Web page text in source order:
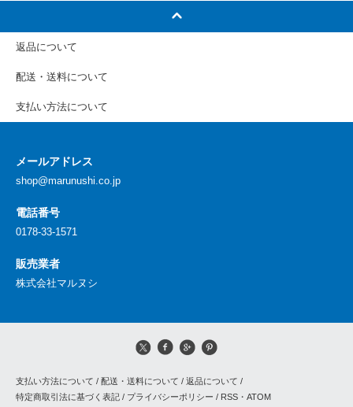
返品について
配送・送料について
支払い方法について
メールアドレス
shop@marunushi.co.jp
電話番号
0178-33-1571
販売業者
株式会社マルヌシ
支払い方法について / 配送・送料について / 返品について /
特定商取引法に基づく表記 / プライバシーポリシー / RSS ・ ATOM